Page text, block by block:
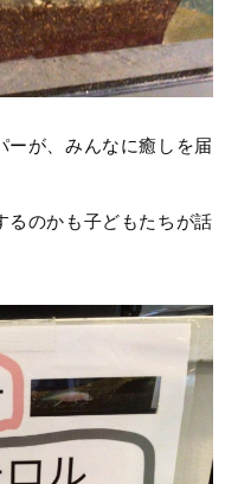
ーが、みんなに癒しを届
るのかも子どもたちが話